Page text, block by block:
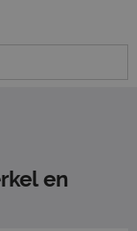
en